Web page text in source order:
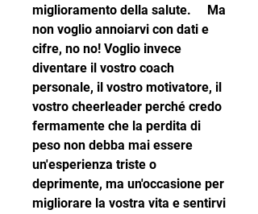
miglioramento della salute.     Ma
non voglio annoiarvi con dati e
cifre, no no! Voglio invece
diventare il vostro coach
personale, il vostro motivatore, il
vostro cheerleader perché credo
fermamente che la perdita di
peso non debba mai essere
un'esperienza triste o
deprimente, ma un'occasione per
migliorare la vostra vita e sentirvi